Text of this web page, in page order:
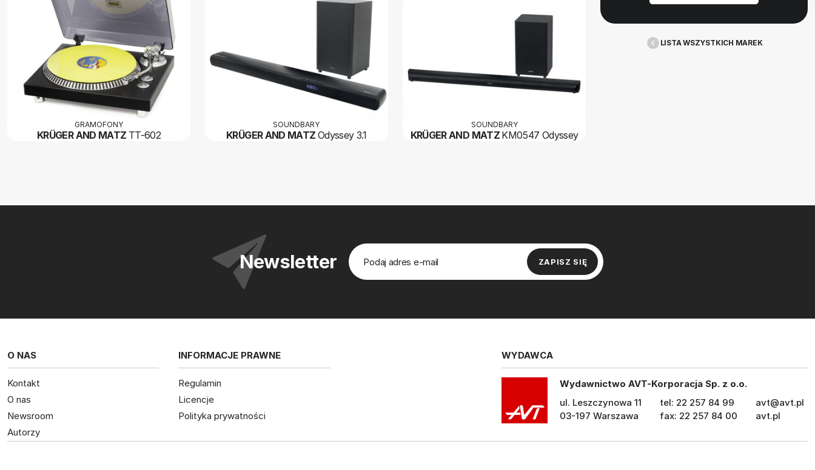
LISTA WSZYSTKICH MAREK
GRAMOFONY
KRÜGER AND MATZ TT-602
SOUNDBARY
KRÜGER AND MATZ Odyssey 3.1
SOUNDBARY
KRÜGER AND MATZ KM0547 Odyssey
Newsletter
O NAS
Kontakt
O nas
Newsroom
Autorzy
INFORMACJE PRAWNE
Regulamin
Licencje
Polityka prywatności
WYDAWCA
Wydawnictwo AVT-Korporacja Sp. z o.o.
ul. Leszczynowa 11
03-197 Warszawa
tel: 22 257 84 99
fax: 22 257 84 00
avt@avt.pl
avt.pl